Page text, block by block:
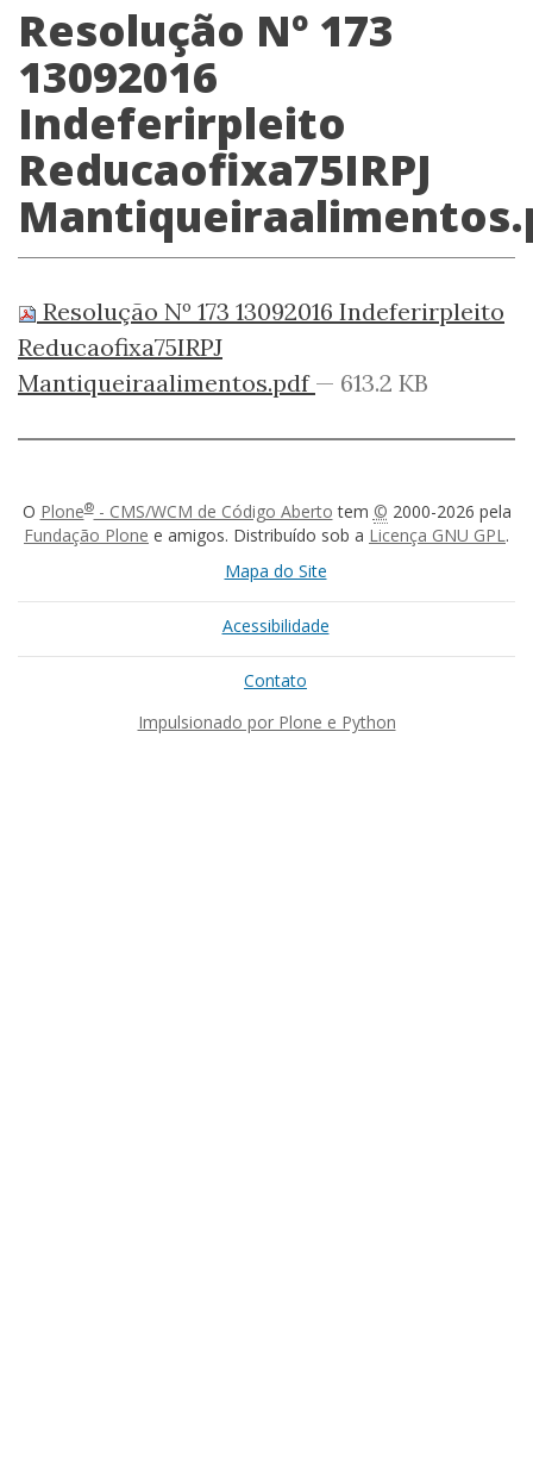
Resolução Nº 173
13092016
Indeferirpleito
Reducaofixa75IRPJ
Resolução Nº 173 13092016 Indeferirpleito
Reducaofixa75IRPJ
Mantiqueiraalimentos.pdf — 613.2 KB
O Plone®- CMS/WCM de Código Aberto tem © 2000-2026 pela
Fundação Plone e amigos. Distribuído sob a Licença GNU GPL.
Mapa do Site
Acessibilidade
Contato
Impulsionado por Plone e Python